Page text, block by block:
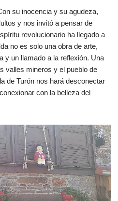
su inocencia y su agudeza,
y nos invitó a pensar de
revolucionario ha llegado a
no es solo una obra de arte,
y un llamado a la reflexión. Una
valles mineros y el pueblo de
de Turón nos hará desconectar
con la belleza del